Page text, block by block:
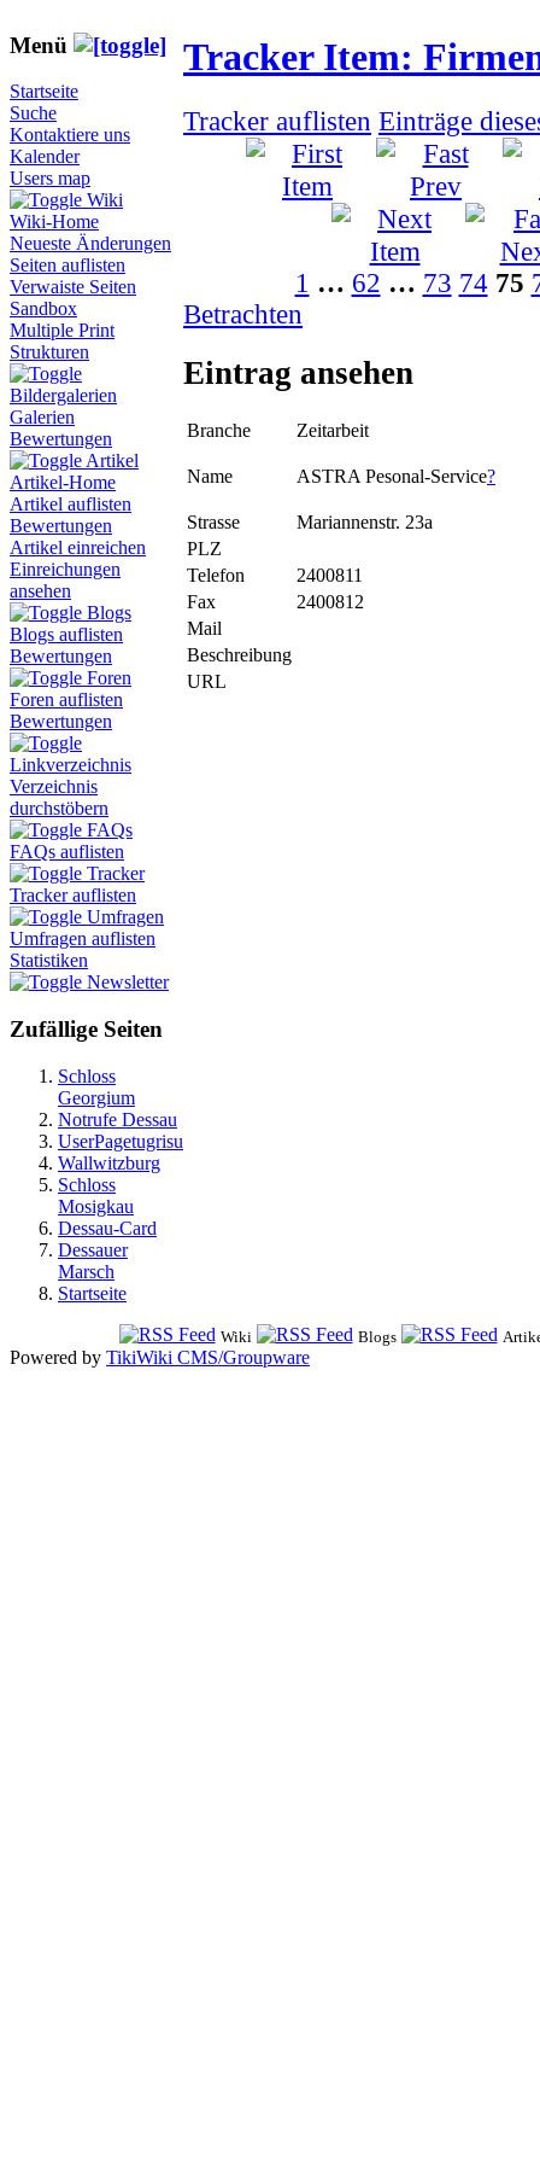
Menü
Startseite
Suche
Kontaktiere uns
Kalender
Users map
Wiki
Wiki-Home
Neueste Änderungen
Seiten auflisten
Verwaiste Seiten
Sandbox
Multiple Print
Strukturen
Bildergalerien
Galerien
Bewertungen
Artikel
Artikel-Home
Artikel auflisten
Bewertungen
Artikel einreichen
Einreichungen
ansehen
Blogs
Blogs auflisten
Bewertungen
Foren
Foren auflisten
Bewertungen
Linkverzeichnis
Verzeichnis
durchstöbern
FAQs
FAQs auflisten
Tracker
Tracker auflisten
Umfragen
Umfragen auflisten
Statistiken
Newsletter
Zufällige Seiten
Schloss
Georgium
Notrufe Dessau
UserPagetugrisu
Wallwitzburg
Schloss
Mosigkau
Dessau-Card
Dessauer
Marsch
Startseite
Tracker Item:
Tracker auflisten Einträge
1 … 62 … 73 74 75
Betrachten
Eintrag ansehen
Branche Zeitarbeit
Name ASTRA Pesonal-Service?
Strasse
Mariannenstr. 23a
PLZ
Telefon
2400811
Fax
2400812
Mail
Beschreibung
URL
Wiki Blogs
Powered by TikiWiki CMS/Groupware